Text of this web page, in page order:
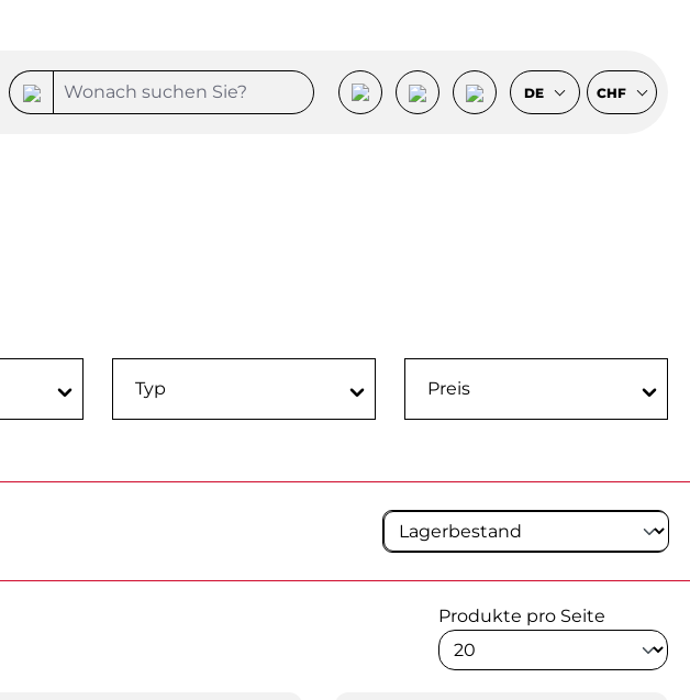
DE CHF
Typ Preis
Produkte pro Seite